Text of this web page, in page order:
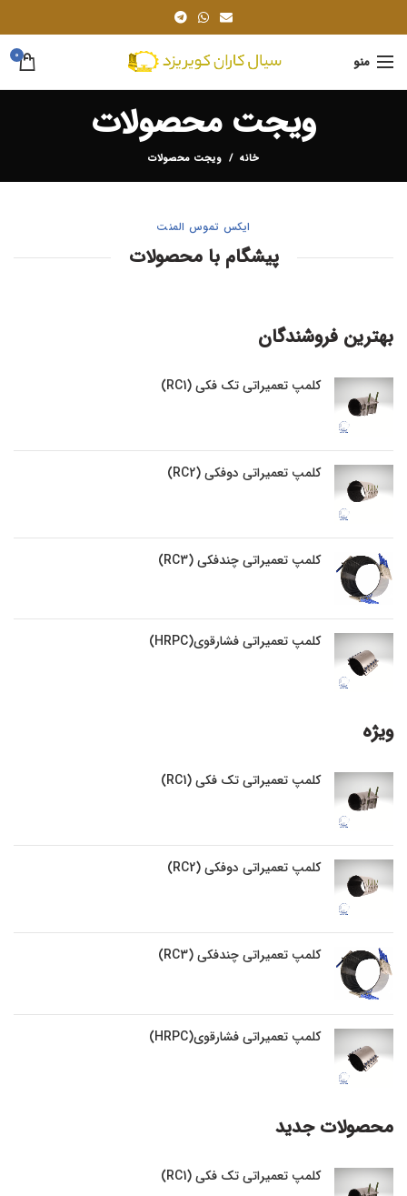
منو 0
ویجت محصولات
خانه ویجت محصولات
ایکس تموس المنت
پیشگام با محصولات
بهترین فروشندگان
کلمپ تعمیراتی تک فکی (RC1)
کلمپ تعمیراتی دوفکی (RC2)
کلمپ تعمیراتی چندفکی (RC3)
کلمپ تعمیراتی فشارقوی(HRPC)
ویژه
کلمپ تعمیراتی تک فکی (RC1)
کلمپ تعمیراتی دوفکی (RC2)
کلمپ تعمیراتی چندفکی (RC3)
کلمپ تعمیراتی فشارقوی(HRPC)
محصولات جدید
کلمپ تعمیراتی تک فکی (RC1)